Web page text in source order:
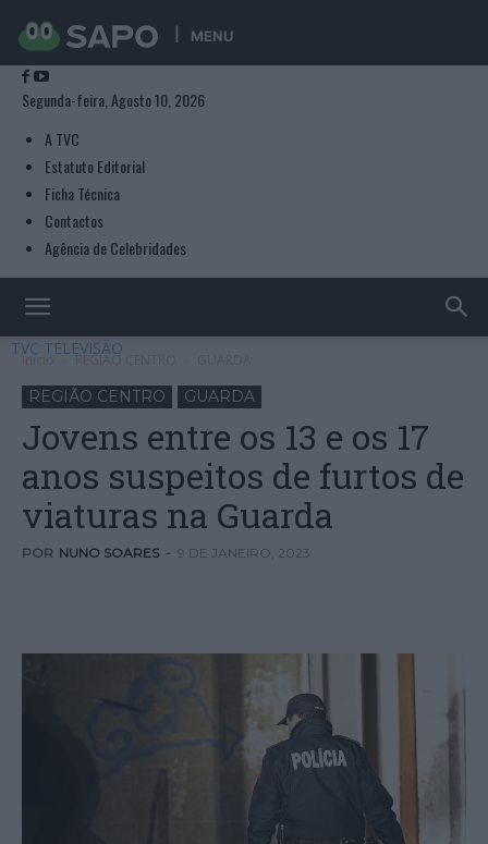
MENU
Segunda-feira, Agosto 10, 2026
A TVC
Estatuto Editorial
Ficha Técnica
Contactos
Agência de Celebridades
TVC TELEVISÃO
Início REGIÃO CENTRO
REGIÃO CENTRO GUARDA
Jovens entre os 13 e os 17
anos suspeitos de furtos de
viaturas na Guarda
POR NUNO SOARES - 9 DE JANEIRO, 2023